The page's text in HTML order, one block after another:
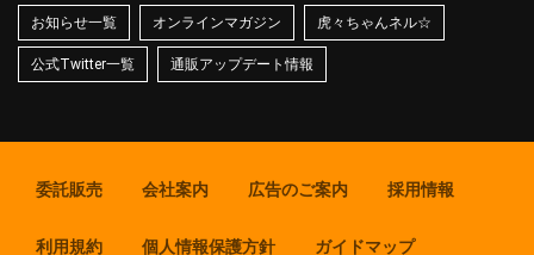
お知らせ一覧 オンラインマガジン 虎々ちゃんネル☆
公式Twitter一覧 通販アップデート情報
委託販売 会社案内 広告のご案内 採用情報
利用規約 個人情報保護方針 ガイドマップ